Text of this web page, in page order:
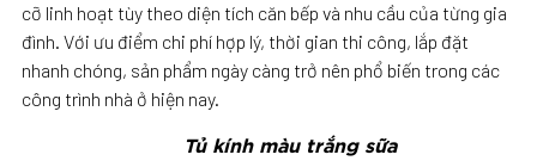
cỡ linh hoạt tùy theo diện tích căn bếp và nhu cầu của từng gia
đình. Với ưu điểm chi phí hợp lý, thời gian thi công, lắp đặt
nhanh chóng, sản phẩm ngày càng trở nên phổ biến trong các
công trình nhà ở hiện nay.
Tủ kính màu trắng sữa